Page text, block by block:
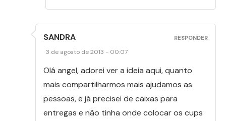
SANDRA
3 de agosto de 2013 - 00:07
Olá angel, adorei ver a ideia aqui, quanto
mais compartilharmos mais ajudamos as
pessoas, e já precisei de caixas para
entregas e não tinha onde colocar os cups
RESPONDER